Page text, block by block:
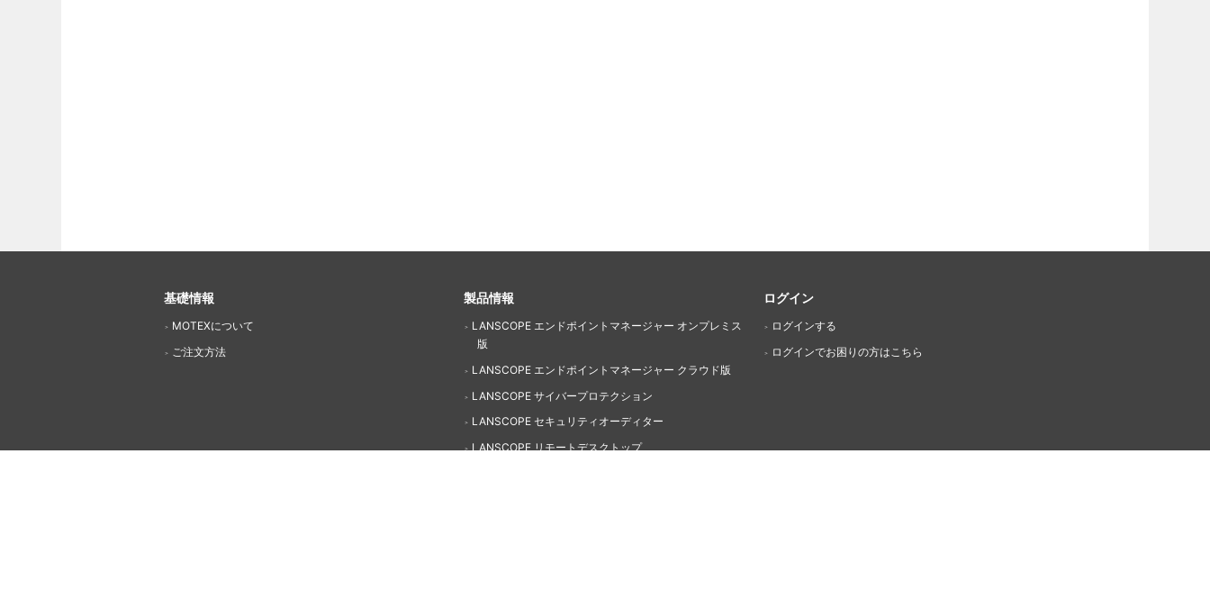
基礎情報
MOTEXについて
ご注文方法
製品情報
LANSCOPE エンドポイントマネージャー オンプレミス
版
LANSCOPE エンドポイントマネージャー クラウド版
LANSCOPE サイバープロテクション
LANSCOPE セキュリティオーディター
LANSCOPE リモートデスクトップ
ログイン
ログインする
ログインでお困りの方はこちら